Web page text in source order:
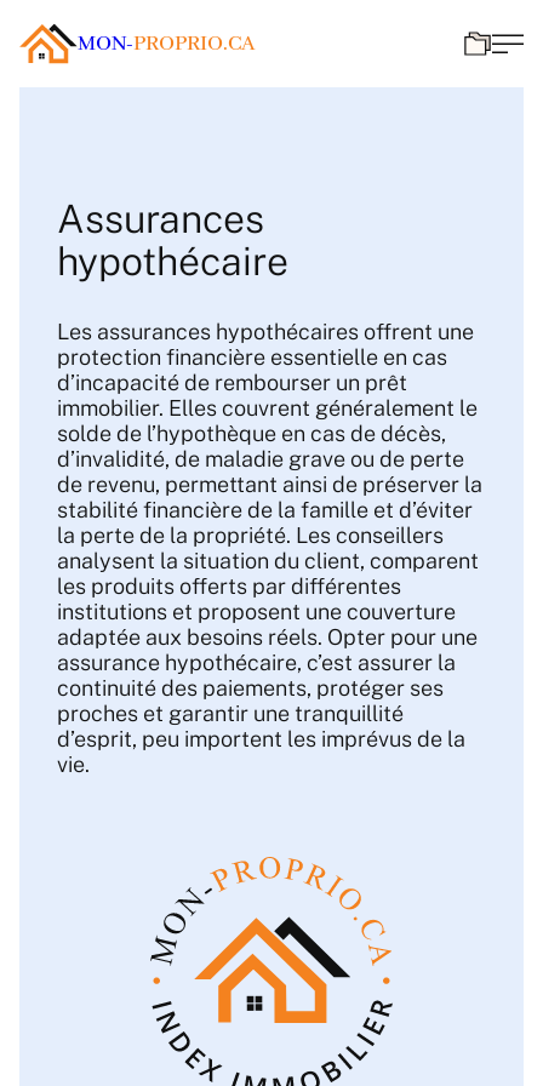
MON-PROPRIO.CA
Assurances
hypothécaire
Les assurances hypothécaires offrent une
protection financière essentielle en cas
d’incapacité de rembourser un prêt
immobilier. Elles couvrent généralement le
solde de l’hypothèque en cas de décès,
d’invalidité, de maladie grave ou de perte
de revenu, permettant ainsi de préserver la
stabilité financière de la famille et d’éviter
la perte de la propriété. Les conseillers
analysent la situation du client, comparent
les produits offerts par différentes
institutions et proposent une couverture
adaptée aux besoins réels. Opter pour une
assurance hypothécaire, c’est assurer la
continuité des paiements, protéger ses
proches et garantir une tranquillité
d’esprit, peu importent les imprévus de la
vie.